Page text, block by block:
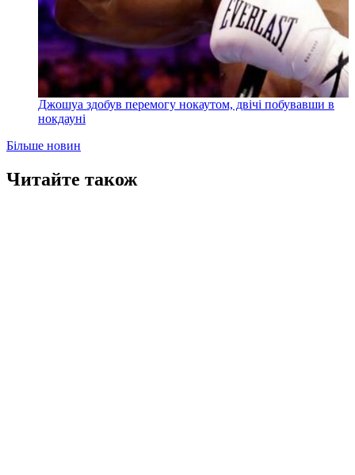
Джошуа здобув перемогу нокаутом, двічі побувавши в
нокдауні
Більше новин
Читайте також